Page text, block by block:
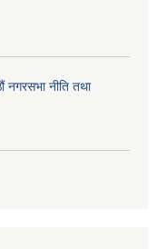
नीति तथा